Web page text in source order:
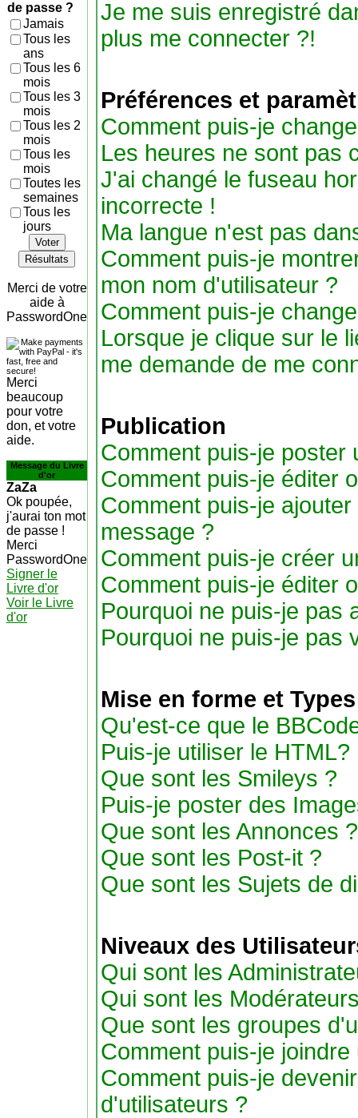
de passe ?
Jamais
Tous les
ans
Tous les 6
mois
Tous les 3
mois
Tous les 2
mois
Tous les
mois
Toutes les
semaines
Tous les
jours
Voter
Résultats
Merci de votre
aide à
PasswordOne
Merci
beaucoup
pour votre
don, et votre
aide.
Message du Livre
d'or
ZaZa
Ok poupée,
j'aurai ton mot
de passe !
Merci
PasswordOne
Signer le
Livre d'or
Voir le Livre
d'or
Je me suis enregistré
plus me connecter ?!
Préférences et
Comment puis-je
Les heures ne sont pas
J'ai changé le fuseau
incorrecte !
Ma langue n'est pas
Comment puis-je
mon nom d'utilisateur ?
Comment puis-je
Lorsque je clique sur le
me demande de me
Publication
Comment puis-je poster
Comment puis-je éditer
Comment puis-je
message ?
Comment puis-je créer
Comment puis-je éditer
Pourquoi ne puis-je pas
Pourquoi ne puis-je pas
Mise en forme et
Qu'est-ce que le
Puis-je utiliser le HTML?
Que sont les Smileys ?
Puis-je poster des
Que sont les Annonces ?
Que sont les Post-it ?
Que sont les Sujets de
Niveaux des
Qui sont les
Qui sont les
Que sont les groupes
Comment puis-je
Comment puis-je
d'utilisateurs ?